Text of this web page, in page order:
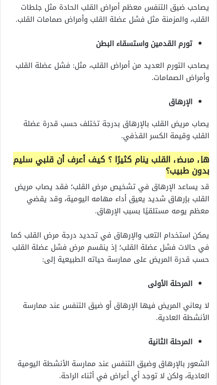
يصاحب ضيق التنفس معظم أمراض القلب الحادة مثل جلطات
القلب، والمزمنة مثل فشل عضلة القلب وأمراض صمامات القلب.
تورم القدمين واستسقاء البطن
يصاحب التورم العديد من أمراض القلب، مثل: فشل عضلة القلب
وأمراض الصمامات.
الإرهاق
يصاب مريض القلب بالإرهاق بدرجة تختلف حسب قدرة عضلة
القلب وقيمة الكسر القذفي.
هل مريض القلب ينام كثيرًا ؟ كيف أعرف أن قلبي سليم
بدون طبيب؟
قد يساعد الإرهاق في تشخيص مرض القلب؛ فقد يصاب مريض
القلب بإرهاق شديد يعيق أداء مهامه اليومية، وقد يقضي
معظم يومه مستلقيًا بسبب الإرهاق.
يمكن استخدام التعب والإرهاق في تحديد درجة مرض القلب كما
في حالات فشل عضلة القلب؛ إذ ينقسم مرض فشل عضلة القلب
حسب قدرة المريض على ممارسة حياته الطبيعية إلى:
المرحلة الأولى
لا يعاني المريض فيها الإرهاق أو ضيق التنفس عند ممارسة
الأنشطة العادية.
المرحلة الثانية
الشعور بالإرهاق وضيق التنفس عند ممارسة الأنشطة اليومية
العادية، ولكن لا توجد أي أعراض في أثناء الراحة.